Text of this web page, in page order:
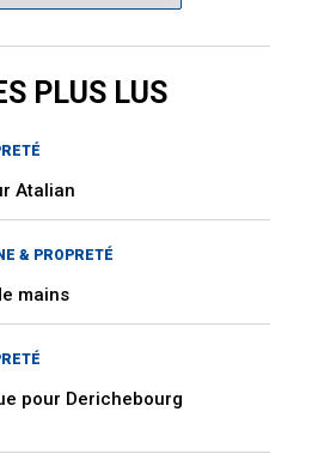
PLUS LUS
Atalian
& PROPRETÉ
mains
pour Derichebourg